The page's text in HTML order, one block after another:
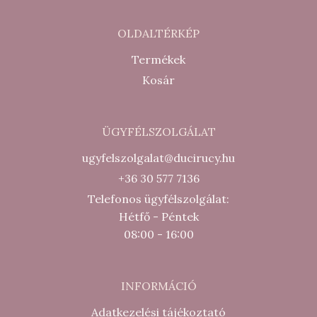
OLDALTÉRKÉP
Termékek
Kosár
ÜGYFÉLSZOLGÁLAT
ugyfelszolgalat@ducirucy.hu
+36 30 577 7136
Telefonos ügyfélszolgálat:
Hétfő - Péntek
08:00 - 16:00
INFORMÁCIÓ
Adatkezelési tájékoztató